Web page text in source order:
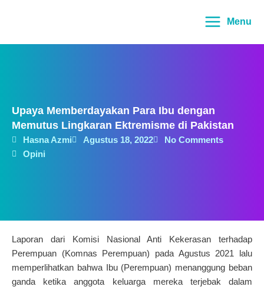
Menu
Upaya Memberdayakan Para Ibu dengan
Memutus Lingkaran Ektremisme di Pakistan
Hasna Azmi Agustus 18, 2022
No Comments
Opini
Laporan dari Komisi Nasional Anti Kekerasan terhadap
Perempuan (Komnas Perempuan) pada Agustus 2021 lalu
memperlihatkan bahwa Ibu (Perempuan) menanggung beban
ganda ketika anggota keluarga mereka terjebak dalam